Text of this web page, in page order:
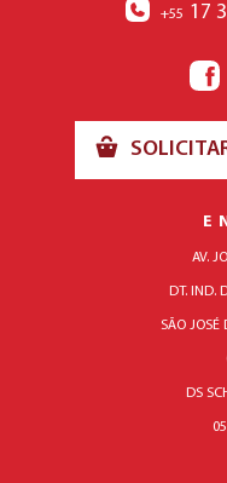
+55 17
AV.
DT. IND.
SÃO JOSÉ
DS